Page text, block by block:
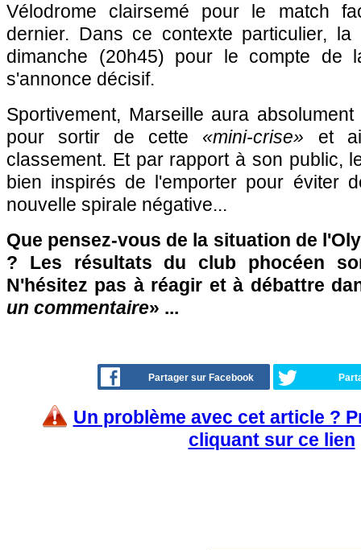
Vélodrome clairsemé pour le match
dernier. Dans ce contexte particulier, la
dimanche (20h45) pour le compte de
s'annonce décisif.
Sportivement, Marseille aura
pour sortir de cette «mini-crise» et
classement. Et par rapport à son public,
bien inspirés de l'emporter pour éviter
nouvelle spirale négative...
Que pensez-vous de la situation de
? Les résultats du club phocéen
N'hésitez pas à réagir et à débattre
un commentaire» ...
Partager sur Facebook
Un problème avec cet article ?
cliquant sur ce lien